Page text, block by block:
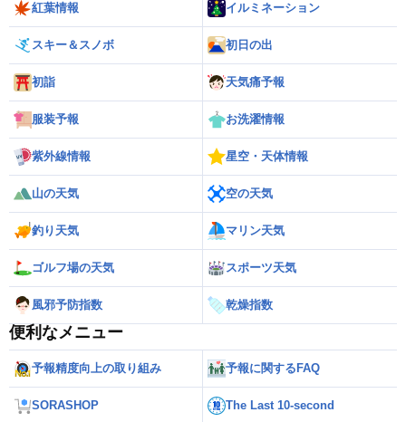
紅葉情報 イルミネーション
スキー＆スノボ 初日の出
初詣 天気痛予報
服装予報 お洗濯情報
紫外線情報 星空・天体情報
山の天気 空の天気
釣り天気 マリン天気
ゴルフ場の天気 スポーツ天気
風邪予防指数 乾燥指数
便利なメニュー
予報精度向上の取り組み 予報に関するFAQ
SORASHOP The Last 10-second